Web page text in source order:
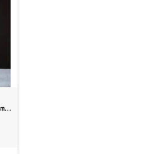
Suspension Alton Verre gris fumé 35 cm